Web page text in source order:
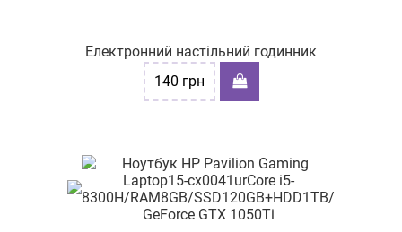
Електронний настільний годинник
140 грн